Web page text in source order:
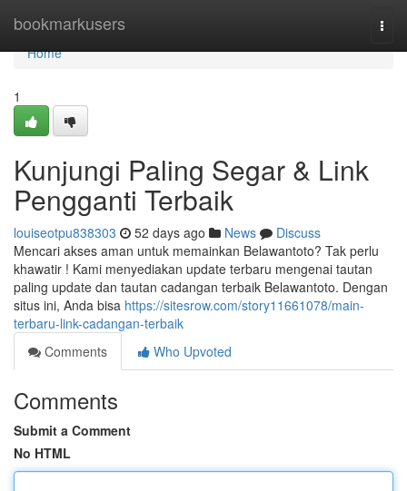
bookmarkusers
Home
Home
1
Kunjungi Paling Segar & Link
Pengganti Terbaik
louiseotpu838303 52 days ago News
Discuss
Mencari akses aman untuk memainkan Belawantoto? Tak perlu
khawatir ! Kami menyediakan update terbaru mengenai tautan
paling update dan tautan cadangan terbaik Belawantoto. Dengan
situs ini, Anda bisa https://sitesrow.com/story11661078/main-
terbaru-link-cadangan-terbaik
Comments
Who Upvoted
Comments
Submit a Comment
No HTML